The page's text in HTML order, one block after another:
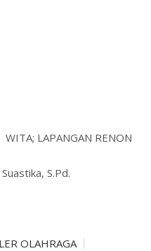
LAPANGAN RENON
S.Pd.
OLAHRAGA